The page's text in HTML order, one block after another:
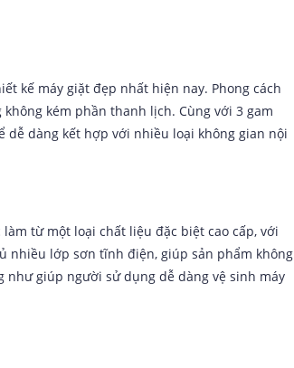
kế máy giặt đẹp nhất hiện nay. Phong cách
kém phần thanh lịch. Cùng với 3 gam
dễ dàng kết hợp với nhiều loại không gian nội
từ một loại chất liệu đặc biệt cao cấp, với
nhiều lớp sơn tĩnh điện, giúp sản phẩm không
như giúp người sử dụng dễ dàng vệ sinh máy